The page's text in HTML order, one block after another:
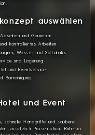
auswählen
und Garnieren
kontrolliertes Arbeiten
Wasser und Softdrinks
und Lagerung
und Eventservice
Barreinigung
und Event
schnelle Handgriffe und saubere
zusätzlich Präsentation, Ruhe im